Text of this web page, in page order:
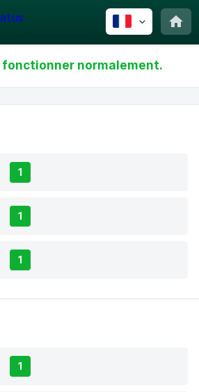
fonctionner normalement.
1
1
1
1